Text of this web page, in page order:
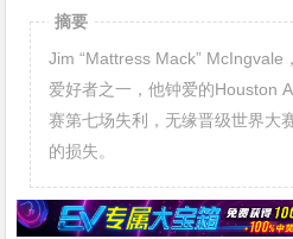
摘要
Jim “Mattress Mack” McIngvale
爱好者之一，他钟爱的Houston
赛第七场失利，无缘晋级世界大
的损失。